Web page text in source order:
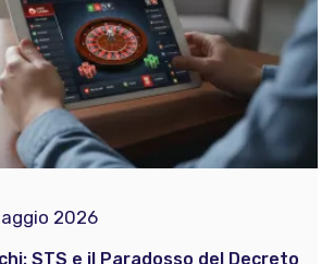
2026
STS e il Paradosso del Decreto